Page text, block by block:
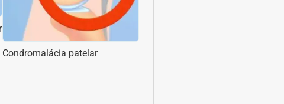
Condromalácia patelar